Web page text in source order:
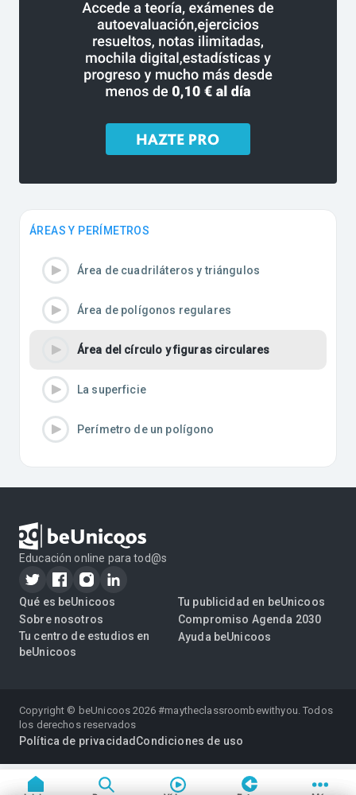
ÁREAS Y PERÍMETROS
Área de cuadriláteros y triángulos
Área de polígonos regulares
Área del círculo y figuras circulares
La superficie
Perímetro de un polígono
Educación online para tod@s
Qué es beUnicoos
Sobre nosotros
Tu centro de estudios en
beUnicoos
Tu publicidad en beUnicoos
Compromiso Agenda 2030
Ayuda beUnicoos
Copyright © beUnicoos2026#maytheclassroombewithyou. Todos
los derechos reservados
Política de privacidad Condiciones de uso